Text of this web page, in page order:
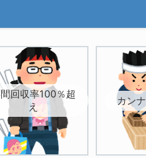
回収率100％超
え
カン